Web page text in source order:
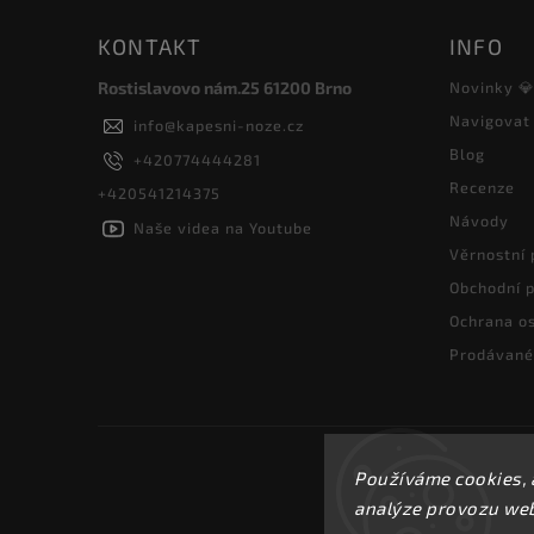
Používáme
analýze provozu
KONTAKT
Rostislavovo nám.25 61200 Brno
info@kapesni-noze.cz
+420774444281
+420541214375
Naše videa na Youtube
INFO
Novinky 💎
Navigovat
Blog
Recenze
Návody
Věrnostní
Obchodní
Ochrana